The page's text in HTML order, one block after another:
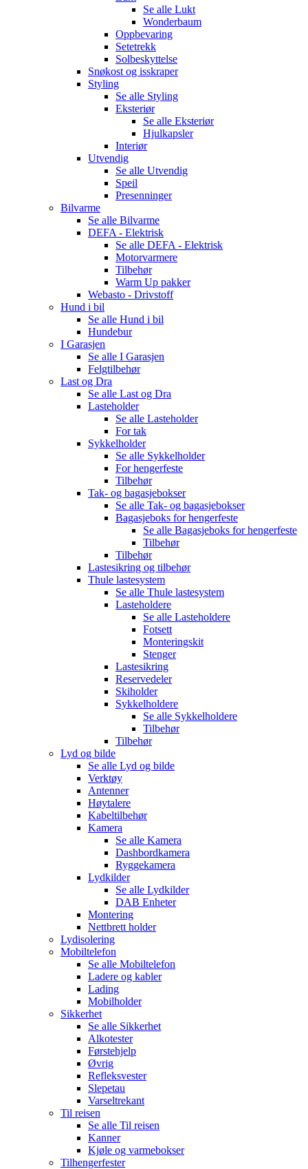
Se alle Lukt
Wonderbaum
Oppbevaring
Setetrekk
Solbeskyttelse
Snøkost og isskraper
Styling
Se alle Styling
Eksteriør
Se alle Eksteriør
Hjulkapsler
Interiør
Utvendig
Se alle Utvendig
Speil
Presenninger
Bilvarme
Se alle Bilvarme
DEFA - Elektrisk
Se alle DEFA - Elektrisk
Motorvarmere
Tilbehør
Warm Up pakker
Webasto - Drivstoff
Hund i bil
Se alle Hund i bil
Hundebur
I Garasjen
Se alle I Garasjen
Felgtilbehør
Last og Dra
Se alle Last og Dra
Lasteholder
Se alle Lasteholder
For tak
Sykkelholder
Se alle Sykkelholder
For hengerfeste
Tilbehør
Tak- og bagasjebokser
Se alle Tak- og bagasjebokser
Bagasjeboks for hengerfeste
Se alle Bagasjeboks for hengerfeste
Tilbehør
Tilbehør
Lastesikring og tilbehør
Thule lastesystem
Se alle Thule lastesystem
Lasteholdere
Se alle Lasteholdere
Fotsett
Monteringskit
Stenger
Lastesikring
Reservedeler
Skiholder
Sykkelholdere
Se alle Sykkelholdere
Tilbehør
Tilbehør
Lyd og bilde
Se alle Lyd og bilde
Verktøy
Antenner
Høytalere
Kabeltilbehør
Kamera
Se alle Kamera
Dashbordkamera
Ryggekamera
Lydkilder
Se alle Lydkilder
DAB Enheter
Montering
Nettbrett holder
Lydisolering
Mobiltelefon
Se alle Mobiltelefon
Ladere og kabler
Lading
Mobilholder
Sikkerhet
Se alle Sikkerhet
Alkotester
Førstehjelp
Øvrig
Refleksvester
Slepetau
Varseltrekant
Til reisen
Se alle Til reisen
Kanner
Kjøle og varmebokser
Tilhengerfester